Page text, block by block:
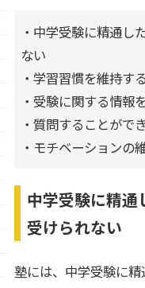
・中学受験に精通し
ない
・学習習慣を維持す
・受験に関する情報
・質問することがで
・モチベーションの
中学受験に精通
受けられない
塾には、中学受験に